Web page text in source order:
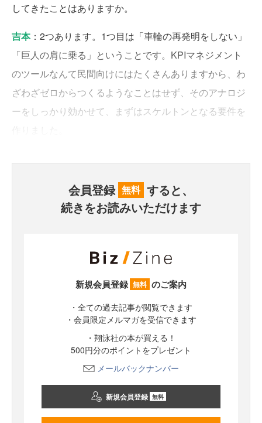
してきたことはありますか。
吉本：2つあります。1つ目は「車輪の再発明をしない」
「巨人の肩に乗る」ということです。KPIマネジメント
のツールなんて民間向けにはたくさんありますから、わ
ざわざゼロからつくるようなことはせず、そのアナロジ
ーをしっかり効かせて、まずはスケルトンとなる要件を
会員登録 無料 すると、
続きをお読みいただけます
新規会員登録 無料 のご案内
・全ての過去記事が閲覧できます
・会員限定メルマガを受信できます
・翔泳社の本が買える！
500円分のポイントをプレゼント
メールバックナンバー
新規会員登録 無料